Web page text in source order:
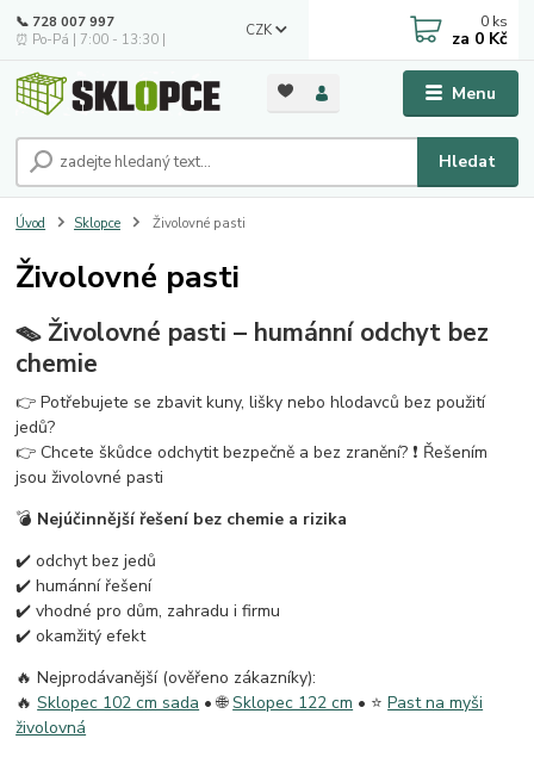
Menu
CZK
Hledat
📞 728 007 997
⏰ Po-Pá | 7:00 - 13:30 |
0 ks
za 0 Kč
Úvod Sklopce Živolovné pasti
Živolovné pasti
🪤 Živolovné pasti – humánní odchyt bez
chemie
👉 Potřebujete se zbavit kuny, lišky nebo hlodavců bez použití
jedů?
👉 Chcete škůdce odchytit bezpečně a bez zranění? ❗ Řešením
jsou živolovné pasti
💣 Nejúčinnější řešení bez chemie a rizika
✔️ odchyt bez jedů
✔️ humánní řešení
✔️ vhodné pro dům, zahradu i firmu
✔️ okamžitý efekt
🔥 Nejprodávanější (ověřeno zákazníky):
🔥Sklopec 102 cm sada • 🌐Sklopec 122 cm • ⭐Past na myši
živolovná